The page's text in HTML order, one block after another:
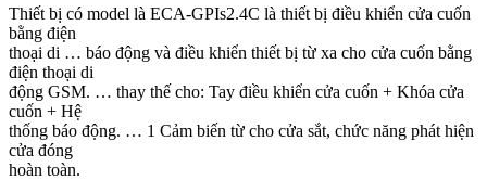
Thiết bị có model là ECA-GPIs2.4C là thiết bị điều khiển cửa cuốn
bằng điện
thoại di … báo động và điều khiển thiết bị từ xa cho cửa cuốn bằng
điện thoại di
động GSM. … thay thế cho: Tay điều khiển cửa cuốn + Khóa cửa
cuốn + Hệ
thống báo động. … 1 Cảm biến từ cho cửa sắt, chức năng phát hiện
cửa đóng
hoàn toàn.